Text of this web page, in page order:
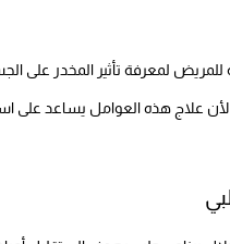
للمريض لمعرفة تأثير المخدر على
علاج هذه العوامل يساعد على